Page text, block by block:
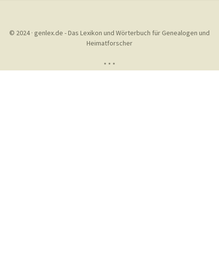
© 2024 · genlex.de - Das Lexikon und Wörterbuch für Genealogen und
Heimatforscher
* * *